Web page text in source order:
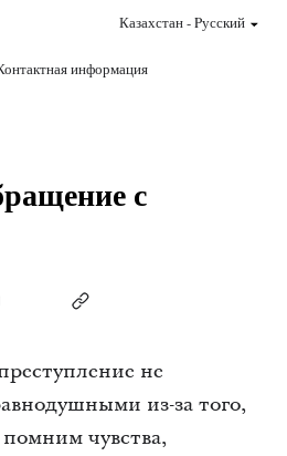
информация
Казахстан-Pусский
с
не
из-за того,
чувства,